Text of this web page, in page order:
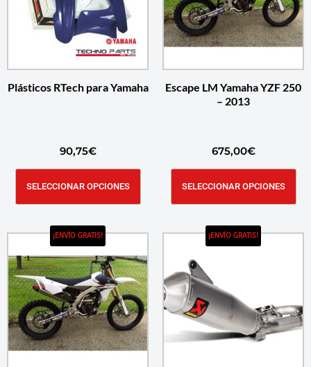
Plásticos RTech para Yamaha
90,75€
SELECCIONAR OPCIONES
Escape LM Yamaha YZF 250
– 2013
675,00€
SELECCIONAR OPCIONES
¡ENVÍO GRATIS! ¡ENVÍO GRATIS!